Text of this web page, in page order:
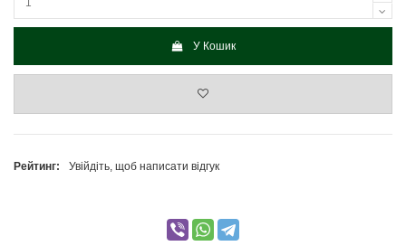
У Кошик
Рейтинг: Увійдіть, щоб написати відгук